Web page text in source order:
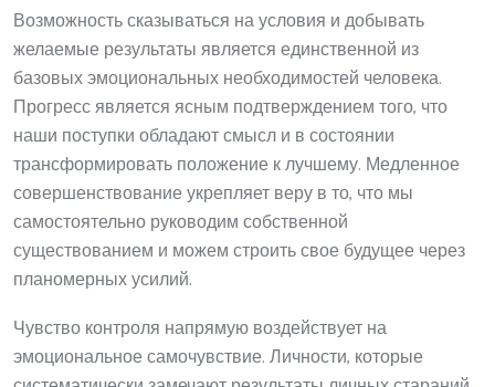
Возможность сказываться на условия и добывать
желаемые результаты является единственной из
базовых эмоциональных необходимостей человека.
Прогресс является ясным подтверждением того, что
наши поступки обладают смысл и в состоянии
трансформировать положение к лучшему. Медленное
совершенствование укрепляет веру в то, что мы
самостоятельно руководим собственной
существованием и можем строить свое будущее через
планомерных усилий.
Чувство контроля напрямую воздействует на
эмоциональное самочувствие. Личности, которые